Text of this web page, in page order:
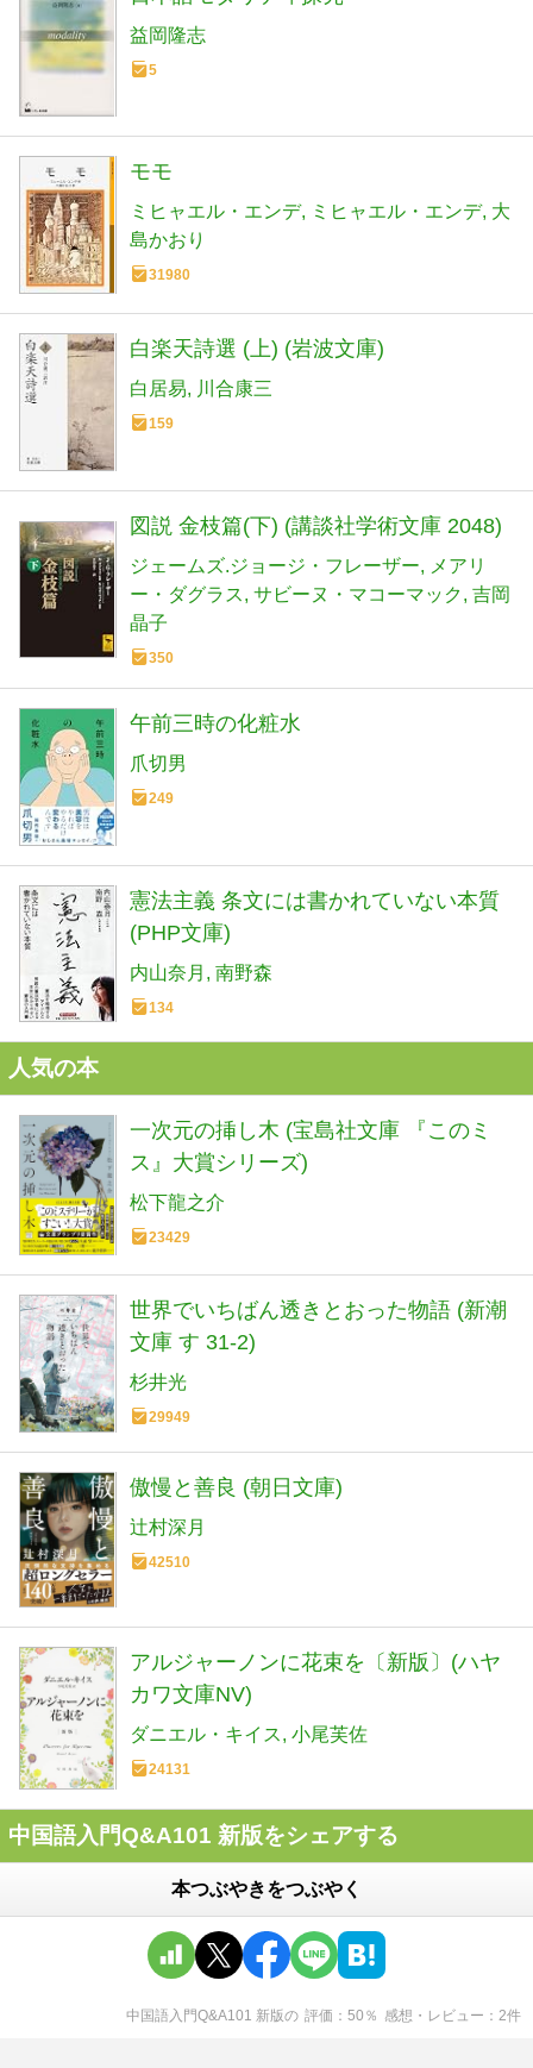
益岡隆志
5
モモ
ミヒャエル・エンデ ミヒャエル・エンデ 大
島かおり
31980
白楽天詩選 (上) (岩波文庫)
白居易 川合康三
159
図説 金枝篇(下) (講談社学術文庫 2048)
ジェームズ.ジョージ・フレーザー
メアリ
ー・ダグラス サビーヌ・マコーマック 吉岡
晶子
350
午前三時の化粧水
爪切男
249
憲法主義 条文には書かれていない本質
(PHP文庫)
内山奈月 南野森
134
人気の本
一次元の挿し木 (宝島社文庫 『このミ
ス』大賞シリーズ)
松下龍之介
23429
世界でいちばん透きとおった物語 (新潮
文庫 す 31-2)
杉井光
29949
傲慢と善良 (朝日文庫)
辻村深月
42510
アルジャーノンに花束を〔新版〕(ハヤ
カワ文庫NV)
ダニエル・キイス 小尾芙佐
24131
中国語入門Q&A101 新版をシェアする
本つぶやきをつぶやく
中国語入門Q&A101 新版の 評価 50 ％ 感想・レビュー 2件